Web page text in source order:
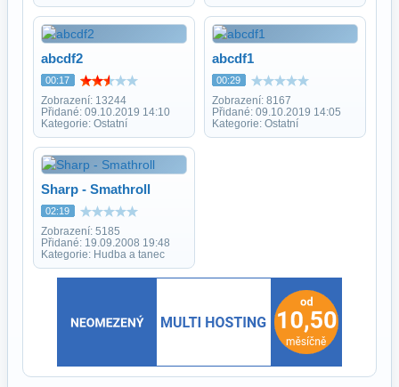
abcdf2
00:17
Zobrazení: 13244
Přidané: 09.10.2019 14:10
Kategorie: Ostatní
abcdf1
00:29
Zobrazení: 8167
Přidané: 09.10.2019 14:05
Kategorie: Ostatní
Sharp - Smathroll
02:19
Zobrazení: 5185
Přidané: 19.09.2008 19:48
Kategorie: Hudba a tanec